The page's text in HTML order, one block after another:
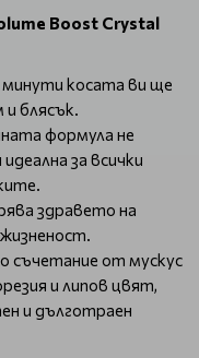
Boost Crystal
косата ви ще
блясък.
формула не
за всички
здравето на
съчетание от мускус
и липов цвят,
и дълготраен